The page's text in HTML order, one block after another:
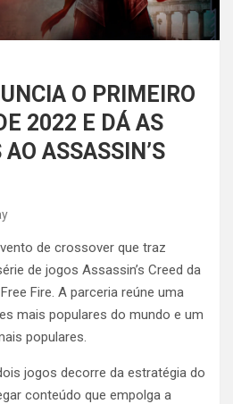
O PRIMEIRO
2022 E DÁ AS
ASSASSIN’S
de crossover que traz
de jogos Assassin’s Creed da
Fire. A parceria reúne uma
mais populares do mundo e um
populares.
jogos decorre da estratégia do
conteúdo que empolga a